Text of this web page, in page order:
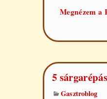
Megnézem a
5
Gasztroblog